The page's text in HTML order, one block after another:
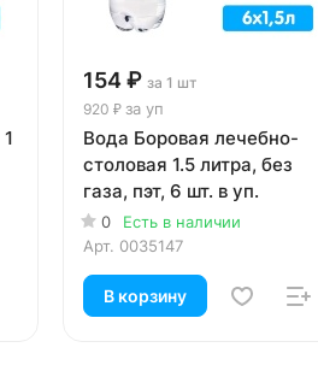
154 ₽ за 1 шт
920 ₽ за уп
Вода Боровая лечебно-
столовая 1.5 литра, без
газа, пэт, 6 шт. в уп.
0
Есть в наличии
Арт. 0035147
В корзину